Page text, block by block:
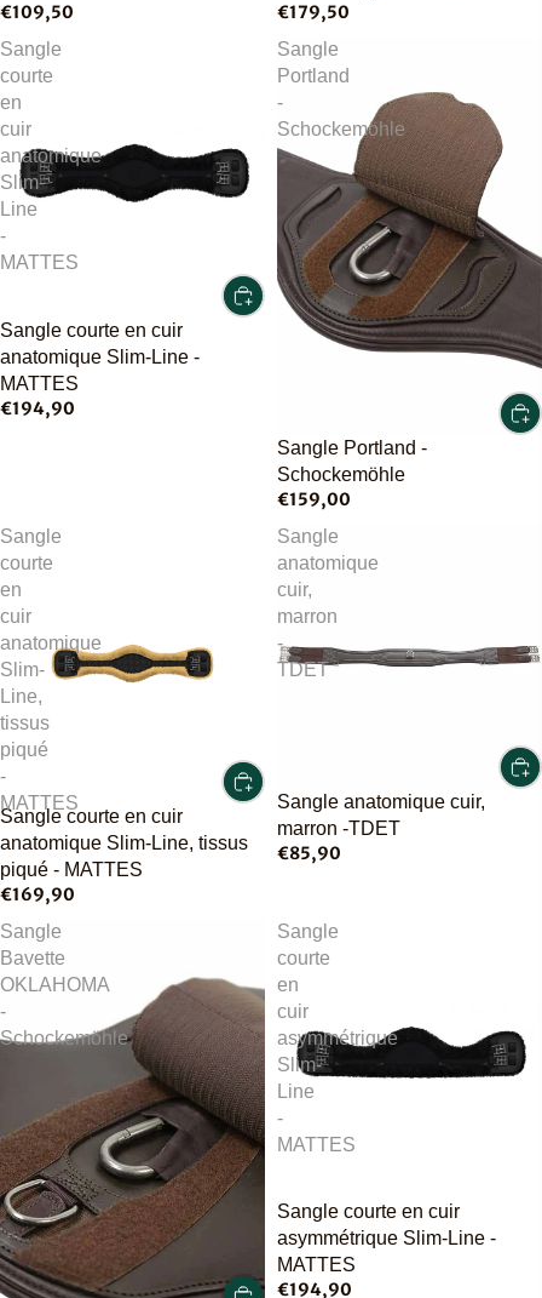
€109,50 €179,50
Sangle
courte
en
cuir
anatomique
Slim-
Line
-
MATTES
Sangle courte en cuir
anatomique Slim-Line -
MATTES
€194,90
Sangle
Portland
-
Schockemöhle
Sangle Portland -
Schockemöhle
€159,00
Sangle
courte
en
cuir
anatomique
Slim-
Line,
tissus
piqué
-
MATTES
Sangle courte en cuir
anatomique Slim-Line, tissus
piqué - MATTES
€169,90
Sangle
anatomique
cuir,
marron
-
TDET
Sangle anatomique cuir,
marron -TDET
€85,90
Sangle
Bavette
OKLAHOMA
-
Schockemöhle
Sangle
courte
en
cuir
asymmétrique
Slim-
Line
-
MATTES
Épuisé
Sangle courte en cuir
asymmétrique Slim-Line -
MATTES
€194,90